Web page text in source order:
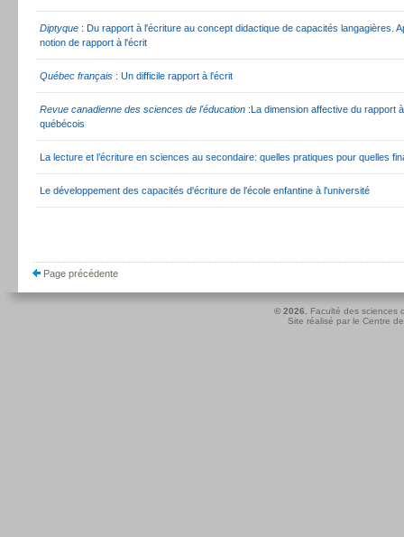
Diptyque : Du rapport à l'écriture au concept didactique de capacités langagières.
notion de rapport à l'écrit
Québec français : Un difficile rapport à l'écrit
Revue canadienne des sciences de l'éducation :La dimension affective du rapport
québécois
La lecture et l’écriture en sciences au secondaire: quelles pratiques pour quelles
Le développement des capacités d'écriture de l'école enfantine à l'université
Page précédente
© 2026.
Faculté des sciences
Site réalisé par le Centre